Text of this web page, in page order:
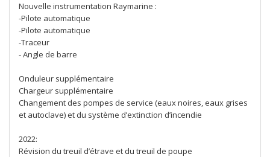
Nouvelle instrumentation Raymarine :
-Pilote automatique
-Pilote automatique
-Traceur
- Angle de barre
Onduleur supplémentaire
Chargeur supplémentaire
Changement des pompes de service (eaux noires, eaux grises
et autoclave) et du système d’extinction d’incendie
2022:
Révision du treuil d’étrave et du treuil de poupe